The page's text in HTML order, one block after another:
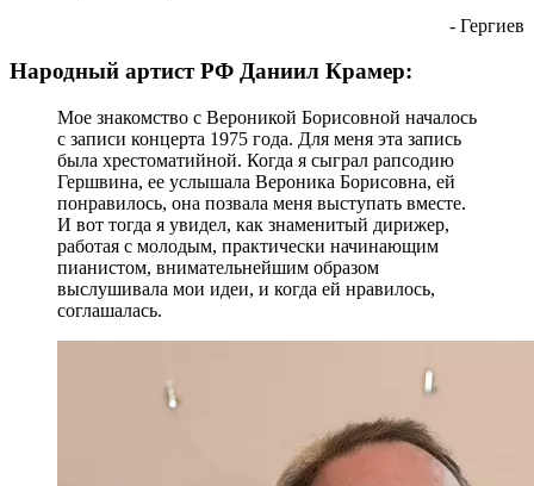
- Гергиев
Народный артист РФ Даниил Крамер:
Мое знакомство с Вероникой Борисовной началось
с записи концерта 1975 года. Для меня эта запись
была хрестоматийной. Когда я сыграл рапсодию
Гершвина, ее услышала Вероника Борисовна, ей
понравилось, она позвала меня выступать вместе.
И вот тогда я увидел, как знаменитый дирижер,
работая с молодым, практически начинающим
пианистом, внимательнейшим образом
выслушивала мои идеи, и когда ей нравилось,
соглашалась.